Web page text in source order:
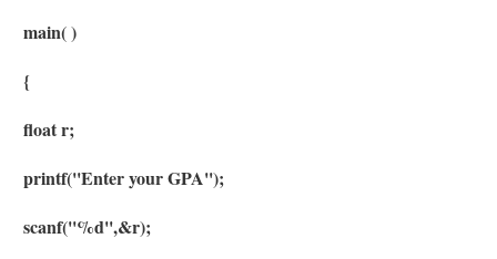
main( )
{
float r;
printf(''Enter your GPA'');
scanf(''%d'',&r);